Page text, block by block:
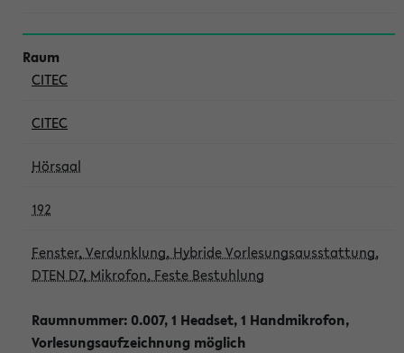
CITEC
CITEC
Hörsaal
192
Fenster, Verdunklung, Hybride Vorlesungsausstattung,
DTEN D7, Mikrofon, Feste Bestuhlung
Raumnummer: 0.007, 1 Headset, 1 Handmikrofon,
Vorlesungsaufzeichnung möglich